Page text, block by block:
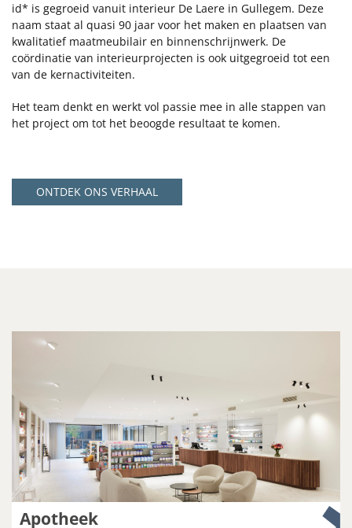
id* is gegroeid vanuit interieur De Laere in Gullegem. Deze
naam staat al quasi 90 jaar voor het maken en plaatsen van
kwalitatief maatmeubilair en binnenschrijnwerk. De
coördinatie van interieurprojecten is ook uitgegroeid tot een
van de kernactiviteiten.
Het team denkt en werkt vol passie mee in alle stappen van
het project om tot het beoogde resultaat te komen.
ONTDEK ONS VERHAAL
Apotheek